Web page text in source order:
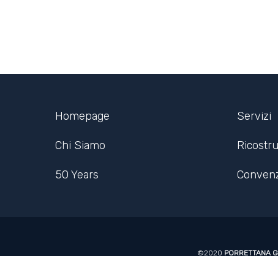
Homepage
Chi Siamo
50 Years
Servizi
©2020 PORRETTANA